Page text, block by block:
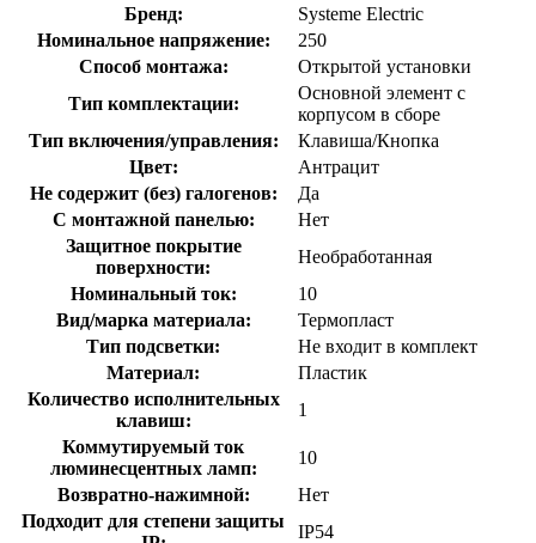
Бренд:
Systeme Electric
Номинальное напряжение:
250
Способ монтажа:
Открытой установки
Тип комплектации:
Основной элемент с
корпусом в сборе
Тип включения/управления:
Клавиша/Кнопка
Цвет:
Антрацит
Не содержит (без) галогенов:
Да
С монтажной панелью:
Нет
Защитное покрытие
поверхности:
Необработанная
Номинальный ток:
10
Вид/марка материала:
Термопласт
Тип подсветки:
Не входит в комплект
Материал:
Пластик
Количество исполнительных
клавиш:
1
Коммутируемый ток
люминесцентных ламп:
10
Возвратно-нажимной:
Нет
Подходит для степени защиты
IP54